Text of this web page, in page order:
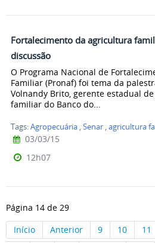
Fortalecimento da agricultura
discussão
O Programa Nacional de
Familiar (Pronaf) foi tema da
Volnandy Brito, gerente estadual
familiar do Banco do...
Tags:Agropecuária ,Senar ,agricultura
03/03/15
12h07
Página 14 de 29
Início
Anterior 9 10 11